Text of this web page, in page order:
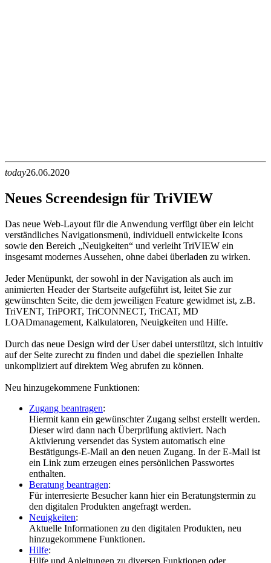
today26.06.2020
Neues Screendesign für TriVIEW
Das neue Web-Layout für die Anwendung verfügt über ein leicht
verständliches Navigationsmenü, individuell entwickelte Icons
sowie den Bereich „Neuigkeiten“ und verleiht TriVIEW ein
insgesamt modernes Aussehen, ohne dabei überladen zu wirken.
Jeder Menüpunkt, der sowohl in der Navigation als auch im
animierten Header der Startseite aufgeführt ist, leitet Sie zur
gewünschten Seite, die dem jeweiligen Feature gewidmet ist, z.B.
TriVENT, TriPORT, TriCONNECT, TriCAT, MD
LOADmanagement, Kalkulatoren, Neuigkeiten und Hilfe.
Durch das neue Design wird der User dabei unterstützt, sich intuitiv
auf der Seite zurecht zu finden und dabei die speziellen Inhalte
unkompliziert auf direktem Weg abrufen zu können.
Neu hinzugekommene Funktionen:
Zugang beantragen:
Hiermit kann ein gewünschter Zugang selbst erstellt werden.
Dieser wird dann nach Überprüfung aktiviert. Nach
Aktivierung versendet das System automatisch eine
Bestätigungs-E-Mail an den neuen Zugang. In der E-Mail ist
ein Link zum erzeugen eines persönlichen Passwortes
enthalten.
Beratung beantragen:
Für interresierte Besucher kann hier ein Beratungstermin zu
den digitalen Produkten angefragt werden.
Neuigkeiten:
Aktuelle Informationen zu den digitalen Produkten, neu
hinzugekommene Funktionen.
Hilfe:
Hilfe und Anleitungen zu diversen Funktionen oder